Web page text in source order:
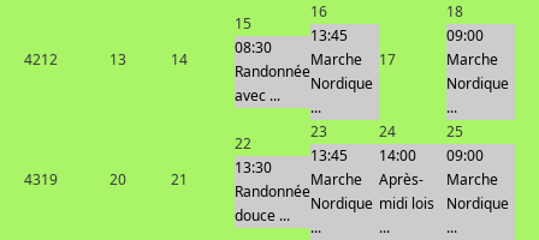
4212 13 14
15
08:30
Randonnée
avec ...
16
13:45
Marche
Nordique
...
17
18
09:00
Marche
Nordique
...
4319 20 21
22
13:30
Randonnée
douce ...
23
13:45
Marche
Nordique
...
24
14:00
Après-
midi lois
...
25
09:00
Marche
Nordique
...